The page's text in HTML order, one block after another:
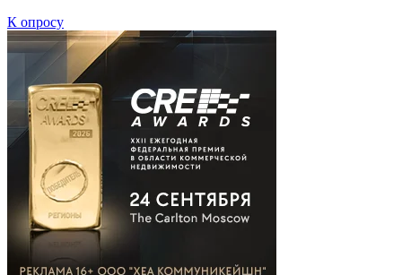
К опросу